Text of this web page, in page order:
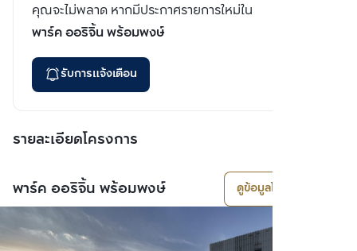
คุณจะไม่พลาด หากมีประกาศรายการใหม่ใน
พาร์ค ออริจิ้น พร้อมพงษ์
รับการแจ้งเตือน
รายละเอียดโครงการ
พาร์ค ออริจิ้น พร้อมพงษ์ ดูข้อมูลโครงการ